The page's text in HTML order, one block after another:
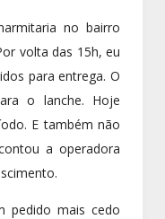
no bairro
volta das 15h, eu
para entrega. O
o lanche. Hoje
E também não
a operadora
pedido mais cedo